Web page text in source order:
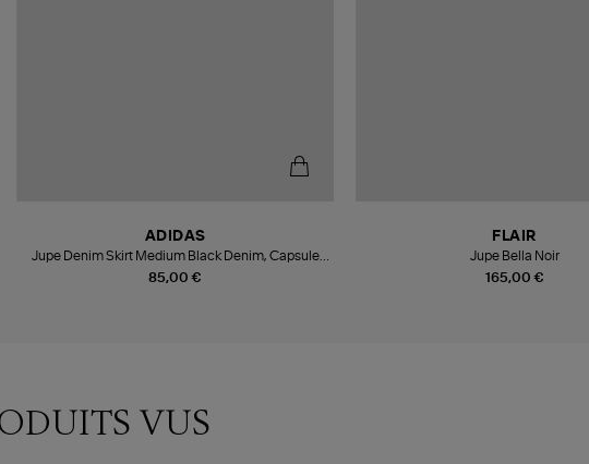
85,00 €
ADIDAS
Jupe Denim Skirt Medium Black Denim, Capsule
Summer Glow
165,00 €
FLAIR
Jupe Bella Noir
VUS